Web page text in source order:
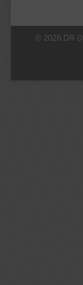
© 2026 DR